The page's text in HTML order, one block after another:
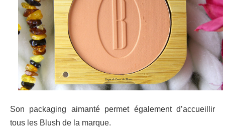
Son packaging aimanté permet également d’accueillir
tous les Blush de la marque.